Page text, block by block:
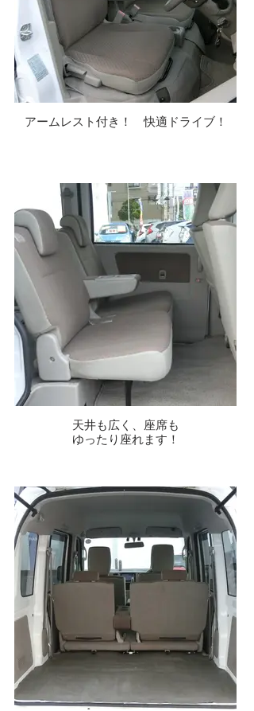
アームレスト付き！ 快適ドライブ！
天井も広く、座席も
ゆったり座れます！